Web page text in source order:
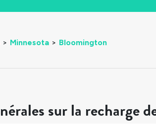
> Minnesota > Bloomington
sur la recharge